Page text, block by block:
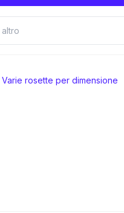
Varie rosette per dimensione